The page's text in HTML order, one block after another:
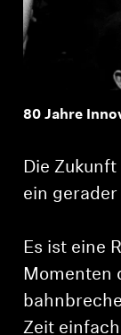
80 Jahre
Die
ein gerader
Es ist eine
Momenten
Zeit